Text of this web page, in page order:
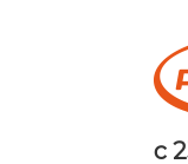
с